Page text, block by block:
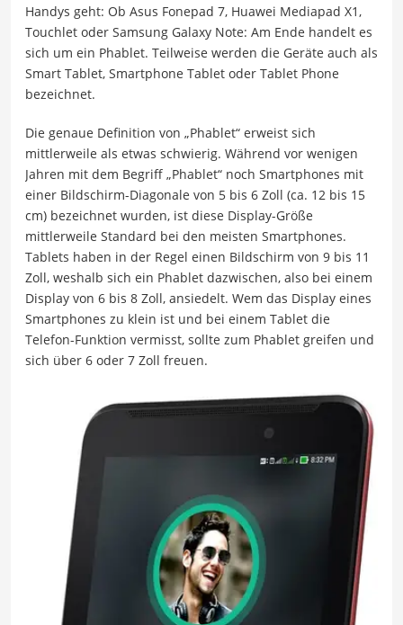
Handys geht: Ob Asus Fonepad 7, Huawei Mediapad X1,
Touchlet oder Samsung Galaxy Note: Am Ende handelt es
sich um ein Phablet. Teilweise werden die Geräte auch als
Smart Tablet, Smartphone Tablet oder Tablet Phone
bezeichnet.
Die genaue Definition von „Phablet“ erweist sich
mittlerweile als etwas schwierig. Während vor wenigen
Jahren mit dem Begriff „Phablet“ noch Smartphones mit
einer Bildschirm-Diagonale von 5 bis 6 Zoll (ca. 12 bis 15
cm) bezeichnet wurden, ist diese Display-Größe
mittlerweile Standard bei den meisten Smartphones.
Tablets haben in der Regel einen Bildschirm von 9 bis 11
Zoll, weshalb sich ein Phablet dazwischen, also bei einem
Display von 6 bis 8 Zoll, ansiedelt. Wem das Display eines
Smartphones zu klein ist und bei einem Tablet die
Telefon-Funktion vermisst, sollte zum Phablet greifen und
sich über 6 oder 7 Zoll freuen.